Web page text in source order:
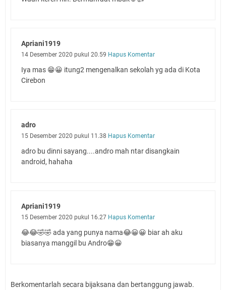
Apriani1919
14 Desember 2020 pukul 20.59 Hapus Komentar
Iya mas 😁😀 itung2 mengenalkan sekolah yg ada di Kota
Cirebon
adro
15 Desember 2020 pukul 11.38 Hapus Komentar
adro bu dinni sayang....andro mah ntar disangkain
android, hahaha
Apriani1919
15 Desember 2020 pukul 16.27 Hapus Komentar
😂😂🤣🤣 ada yang punya nama😂😀😀 biar ah aku
biasanya manggil bu Andro😁😀
Berkomentarlah secara bijaksana dan bertanggung jawab.